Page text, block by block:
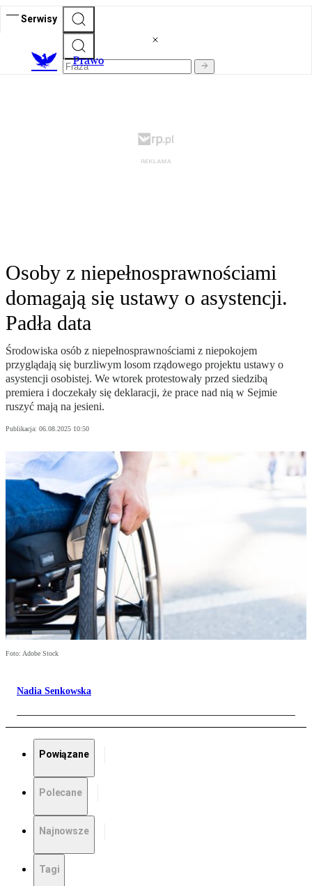
Serwisy
Prawo
Osoby z niepełnosprawnościami
domagają się ustawy o asystencji.
Padła data
Środowiska osób z niepełnosprawnościami z niepokojem
przyglądają się burzliwym losom rządowego projektu ustawy o
asystencji osobistej. We wtorek protestowały przed siedzibą
premiera i doczekały się deklaracji, że prace nad nią w Sejmie
ruszyć mają na jesieni.
Publikacja: 06.08.2025 10:50
Foto: Adobe Stock
Nadia Senkowska
Powiązane
Polecane
Najnowsze
Tagi